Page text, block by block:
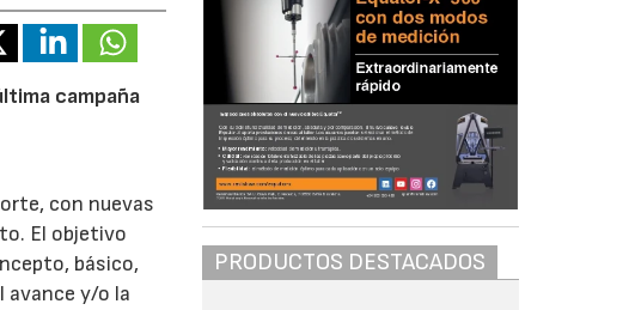
campaña
con nuevas
El objetivo
básico,
avance y/o la
PRODUCTOS DESTACADOS